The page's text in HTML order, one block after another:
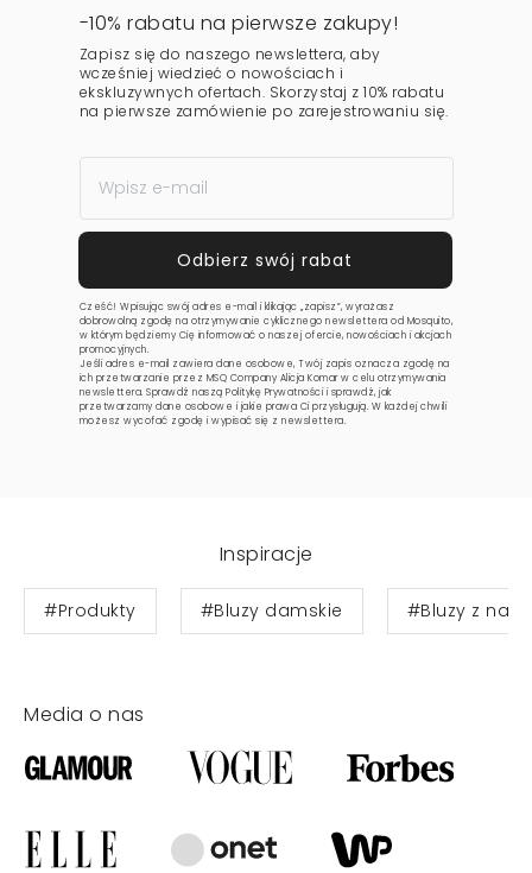
-10% rabatu na pierwsze zakupy!
Zapisz się do naszego newslettera, aby
wcześniej wiedzieć o nowościach i
ekskluzywnych ofertach. Skorzystaj z 10% rabatu
na pierwsze zamówienie po zarejestrowaniu się.
Cześć! Wpisując swój adres e-mail i klikając „zapisz”, wyrażasz
dobrowolną zgodę na otrzymywanie cyklicznego newslettera od Mosquito,
w którym będziemy Cię informować o naszej ofercie, nowościach i akcjach
promocyjnych.
Jeśli adres e-mail zawiera dane osobowe, Twój zapis oznacza zgodę na
ich przetwarzanie przez MSQ Company Alicja Komar w celu otrzymywania
newslettera. Sprawdź naszą Politykę Prywatnościi sprawdź, jak
przetwarzamy dane osobowe i jakie prawa Ci przysługują. W każdej chwili
możesz wycofać zgodę i wypisać się z newslettera.
Inspiracje
#Produkty #Bluzy damskie #Bluzy z
Media o nas